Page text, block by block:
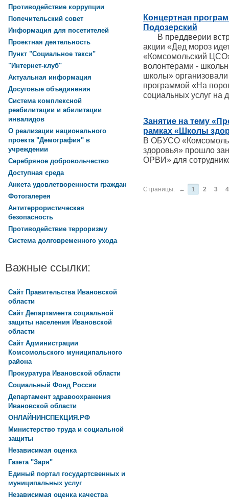
Концертная
Подозерский
В преддверии
акции «Дед мороз
«Комсомольский
волонтерами -
школы»
программой «На
социальных услуг на
Занятие на тему
рамках «Школы
В ОБУСО
здоровья» прошло
ОРВИ» для
Страницы: ← 1 2 3 4
Противодействие коррупции
Попечительский совет
Информация для посетителей
Проектная деятельность
Пункт "Социальное такси"
"Интернет-клуб"
Актуальная информация
Досуговые объединения
Система комплексной
реабилитации и абилитации
инвалидов
О реализации национального
проекта "Демография" в
учреждении
Серебряное добровольчество
Доступная среда
Анкета удовлетворенности граждан
Фотогалерея
Антитеррористическая
безопасность
Противодействие терроризму
Система долговременного ухода
Важные ссылки:
Сайт Правительства Ивановской
области
Сайт Департамента социальной
защиты населения Ивановской
области
Сайт Администрации
Комсомольского муниципального
района
Прокуратура Ивановской области
Социальный Фонд России
Департамент здравоохранения
Ивановской области
ОНЛАЙНИНСПЕКЦИЯ.РФ
Министерство труда и социальной
защиты
Независимая оценка
Газета "Заря"
Единый портал государтсвенных и
муниципальных услуг
Независимая оценка качества